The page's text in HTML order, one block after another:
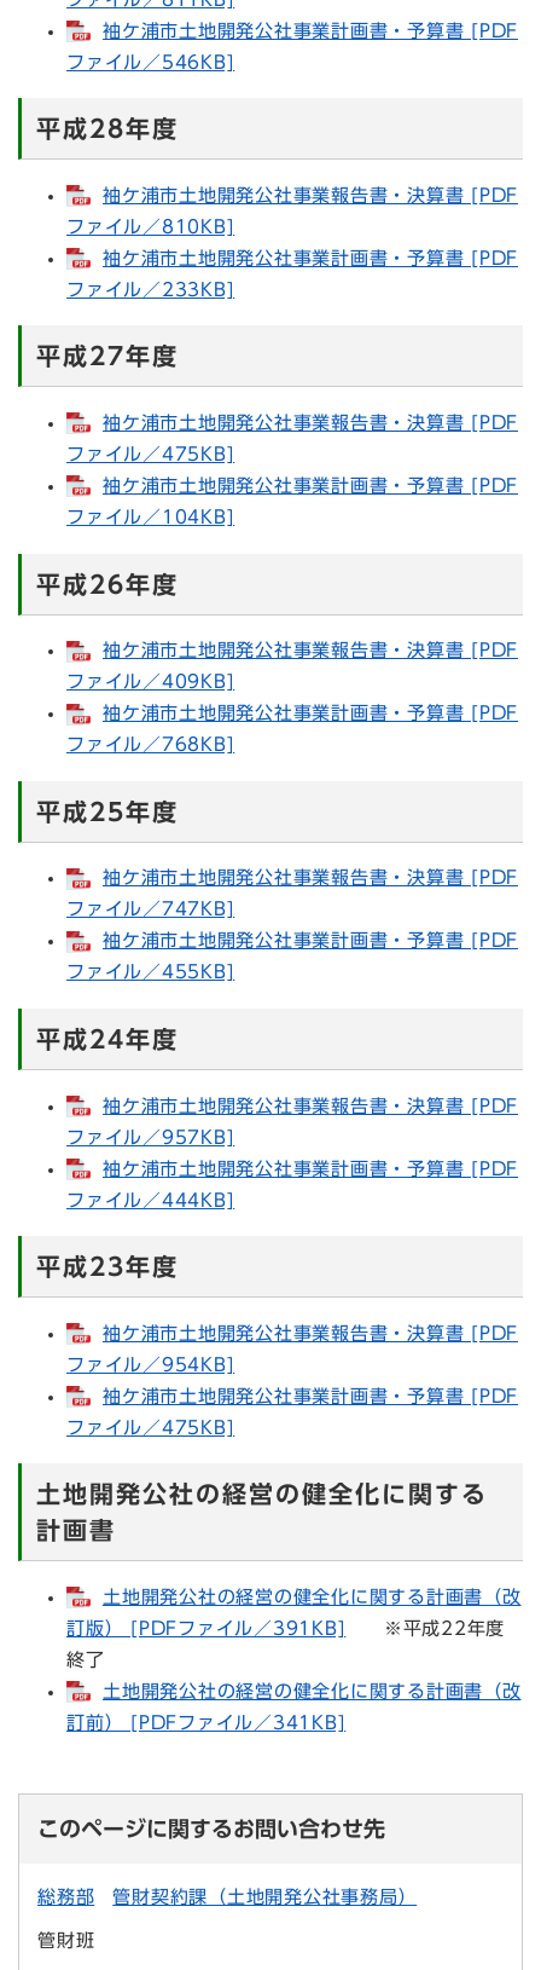
袖ケ浦市土地開発公社事業計画書・予算書 [PDF
ファイル／546KB]
平成28年度
袖ケ浦市土地開発公社事業報告書・決算書 [PDF
ファイル／810KB]
袖ケ浦市土地開発公社事業計画書・予算書 [PDF
ファイル／233KB]
平成27年度
袖ケ浦市土地開発公社事業報告書・決算書 [PDF
ファイル／475KB]
袖ケ浦市土地開発公社事業計画書・予算書 [PDF
ファイル／104KB]
平成26年度
袖ケ浦市土地開発公社事業報告書・決算書 [PDF
ファイル／409KB]
袖ケ浦市土地開発公社事業計画書・予算書 [PDF
ファイル／768KB]
平成25年度
袖ケ浦市土地開発公社事業報告書・決算書 [PDF
ファイル／747KB]
袖ケ浦市土地開発公社事業計画書・予算書 [PDF
ファイル／455KB]
平成24年度
袖ケ浦市土地開発公社事業報告書・決算書 [PDF
ファイル／957KB]
袖ケ浦市土地開発公社事業計画書・予算書 [PDF
ファイル／444KB]
平成23年度
袖ケ浦市土地開発公社事業報告書・決算書 [PDF
ファイル／954KB]
袖ケ浦市土地開発公社事業計画書・予算書 [PDF
ファイル／475KB]
土地開発公社の経営の健全化に関する
計画書
土地開発公社の経営の健全化に関する計画書（改
訂版） [PDFファイル／391KB]
※平成22年度
終了
土地開発公社の経営の健全化に関する計画書（改
訂前） [PDFファイル／341KB]
このページに関するお問い合わせ先
総務部 管財契約課（土地開発公社事務局）
管財班